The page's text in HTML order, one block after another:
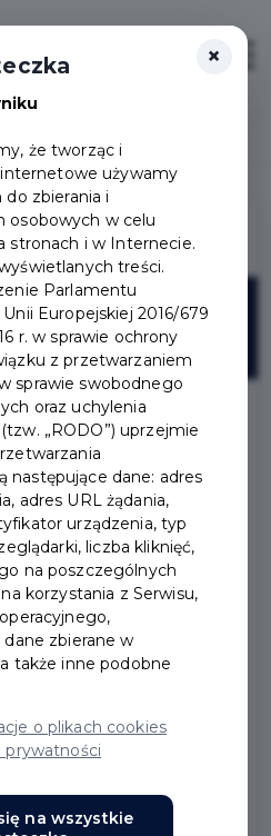
10
-
i
×
że tworząc i
używamy
do zbierania i
osobowych w celu
stronach i w Internecie.
treści.
Parlamentu
Europejskiej 2016/679
r. w sprawie ochrony
z przetwarzaniem
sprawie swobodnego
oraz uchylenia
„RODO”) uprzejmie
następujące dane: adres
adres URL żądania,
urządzenia, typ
liczba kliknięć,
na poszczególnych
korzystania z Serwisu,
zbierane w
także inne podobne
o plikach cookies
prywatności
na wszystkie